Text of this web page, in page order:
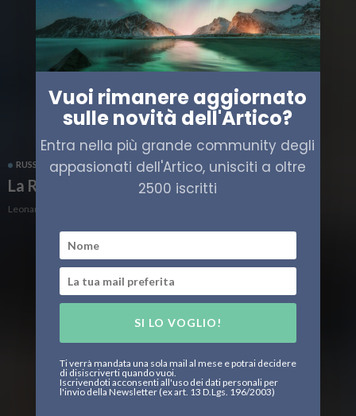
RUSSIA
La Russia reclama più territorio nell’Artico
Leonardo Parigi
Vuoi rimanere aggiornato
sulle novità dell'Artico?
Entra nella più grande community degli
appasionati dell'Artico, unisciti a oltre
2500 iscritti
SI LO VOGLIO!
Ti verrà mandata una sola mail al mese e potrai decidere
di disiscriverti quando vuoi.
Iscrivendoti acconsenti all'uso dei dati personali per
l'invio della Newsletter (ex art. 13 D.Lgs. 196/2003)